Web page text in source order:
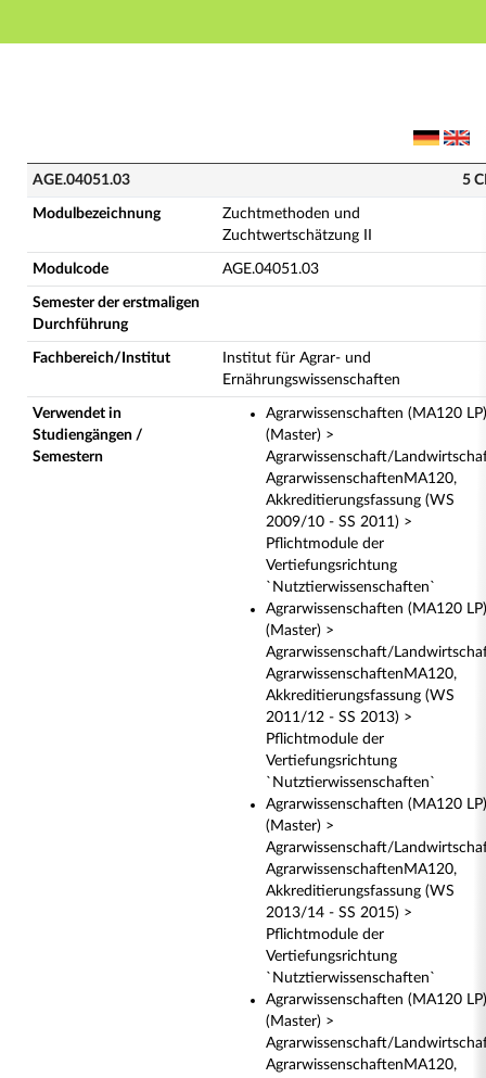
Hauptnavigation
AGE.04051.03 - Zuchtmethoden und
AGE.04051.03 5
Modulbezeichnung
Zuchtmethoden und
Zuchtwertschätzung II
Modulcode AGE.04051.03
Semester der erstmaligen
Durchführung
Fachbereich/Institut
Institut für Agrar- und
Ernährungswissenschaften
Verwendet in
Studiengängen /
Semestern
Agrarwissenschaften (MA120 LP)
(Master) >
Agrarwissenschaft/
AgrarwissenschaftenMA120,
Akkreditierungsfassung (WS
2009/10 - SS 2011) >
Pflichtmodule der
Vertiefungsrichtung
`Nutztierwissenschaften`
Agrarwissenschaften (MA120 LP)
(Master) >
Agrarwissenschaft/
AgrarwissenschaftenMA120,
Akkreditierungsfassung (WS
2011/12 - SS 2013) >
Pflichtmodule der
Vertiefungsrichtung
`Nutztierwissenschaften`
Agrarwissenschaften (MA120 LP)
(Master) >
Agrarwissenschaft/
AgrarwissenschaftenMA120,
Akkreditierungsfassung (WS
2013/14 - SS 2015) >
Pflichtmodule der
Vertiefungsrichtung
`Nutztierwissenschaften`
Agrarwissenschaften (MA120 LP)
(Master) >
Agrarwissenschaft/
AgrarwissenschaftenMA120,